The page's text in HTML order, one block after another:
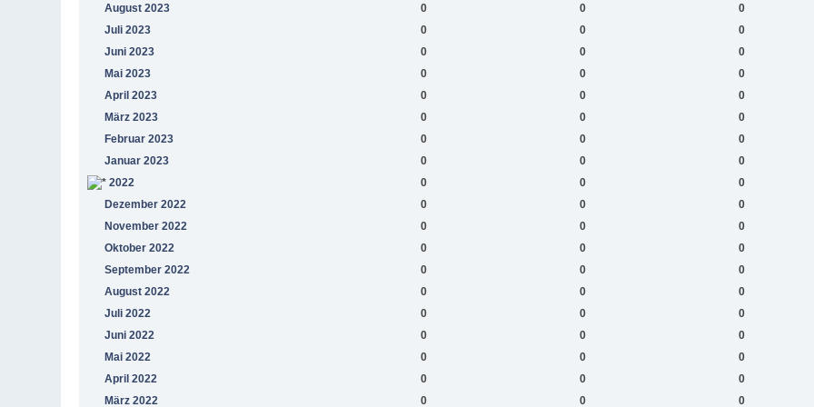
August 2023 0 0
0
Juli 2023
0 0
0
Juni 2023
0 0
0
Mai 2023
0 0
0
April 2023
0 0
0
März 2023
0 0
0
Februar 2023
0 0
0
Januar 2023
0 0
0
2022
0 0
0
Dezember 2022
0 0
0
November 2022
0 0
0
Oktober 2022
0 0
0
September 2022
0 0
0
August 2022
0 0
0
Juli 2022
0 0
0
Juni 2022
0 0
0
Mai 2022
0 0
0
April 2022
0 0
0
März 2022
0 0 0